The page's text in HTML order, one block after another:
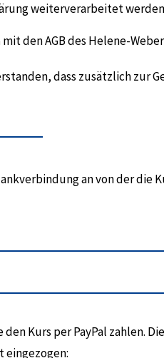
weiterverarbeitet
den AGB des Helene-
dass zusätzlich zur
an von der die
Kurs per PayPal zahlen.
eingezogen: